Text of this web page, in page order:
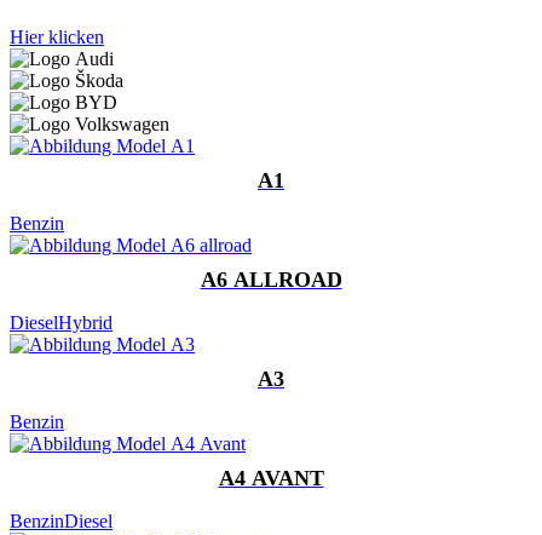
Hier klicken
A1
Benzin
A6 ALLROAD
DieselHybrid
A3
Benzin
A4 AVANT
BenzinDiesel